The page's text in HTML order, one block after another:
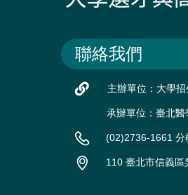
聯絡我們
主辦單位：大學
承辦單位：臺北醫
(02)2736-1661
110 臺北市信義區